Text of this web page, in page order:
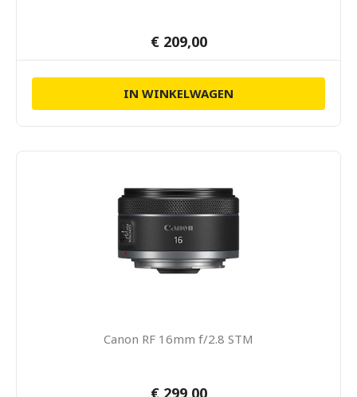
€ 209,00
IN WINKELWAGEN
Canon RF 16mm f/2.8 STM
€ 299,00